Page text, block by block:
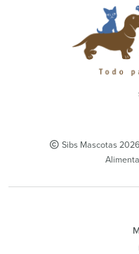
Sibs Mascotas